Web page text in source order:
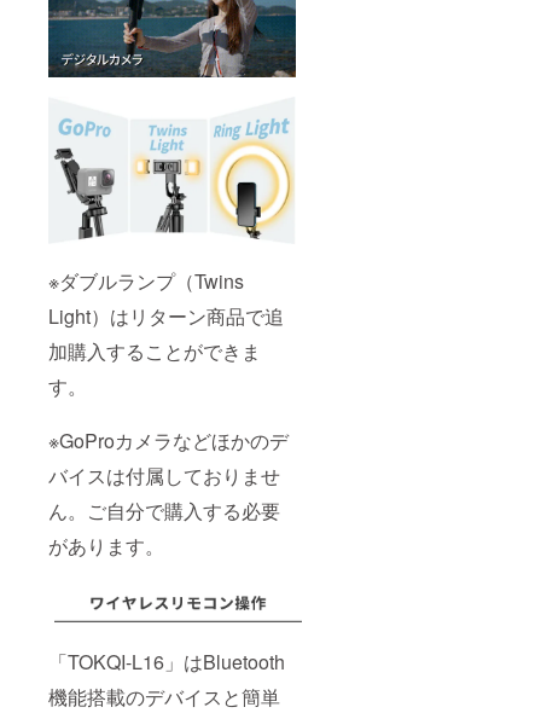
※ダブルランプ（Twins
Light）はリターン商品で追
加購入することができま
す。
※GoProカメラなどほかのデ
バイスは付属しておりませ
ん。ご自分で購入する必要
があります。
「TOKQI-L16」はBluetooth
機能搭載のデバイスと簡単